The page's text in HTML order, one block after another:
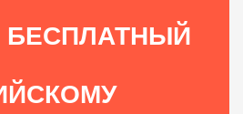
БЕСПЛАТНЫЙ